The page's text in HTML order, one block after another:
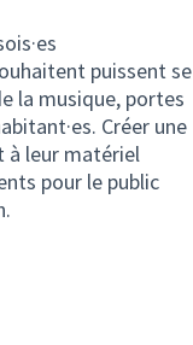
puissent se
la musique, portes
Créer une
à leur matériel
pour le public